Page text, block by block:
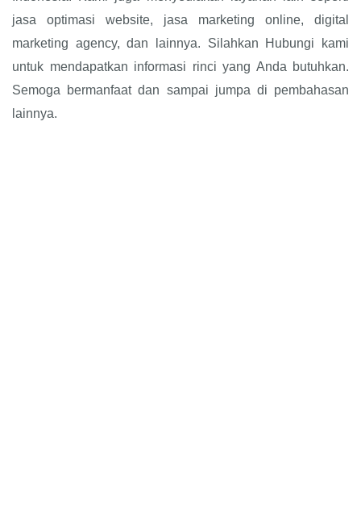
jasa optimasi website, jasa marketing online, digital
marketing agency, dan lainnya. Silahkan Hubungi kami
untuk mendapatkan informasi rinci yang Anda butuhkan.
Semoga bermanfaat dan sampai jumpa di pembahasan
lainnya.